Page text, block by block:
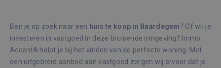
Ben je op zoek naar een huis te koop in Baardegem? Of wil je
investeren in vastgoed in deze bruisende omgeving? Immo
AccentA helpt je bij het vinden van de perfecte woning. Met
een uitgebreid aanbod aan vastgoed zorgen wij ervoor dat je